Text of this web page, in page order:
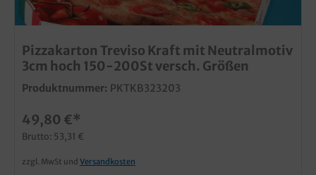
Pizzakarton Treviso Kraft mit Neutralmotiv
3cm hoch 150-200St versch. Größen
Produktnummer: PKTKB323203
49,80 €*
Brutto: 53,31 €
zzgl. MwSt und Versandkosten